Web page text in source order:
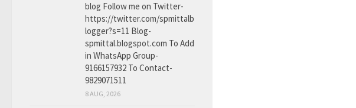
blog Follow me on Twitter-
https://twitter.com/spmittalb
logger?s=11 Blog-
spmittal.blogspot.com To Add
in WhatsApp Group-
9166157932 To Contact-
9829071511
8 AUG, 2026